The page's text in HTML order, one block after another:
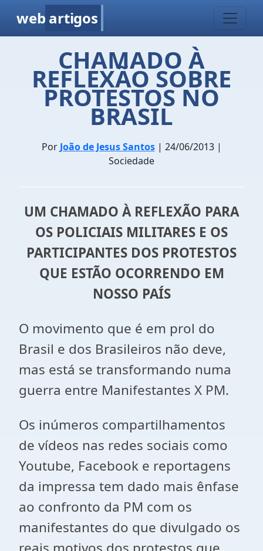
web artigos
CHAMADO À
REFLEXÃO SOBRE
PROTESTOS NO
BRASIL
Por João de Jesus Santos| 24/06/2013 |
Sociedade
UM CHAMADO À REFLEXÃO PARA
OS POLICIAIS MILITARES E OS
PARTICIPANTES DOS PROTESTOS
QUE ESTÃO OCORRENDO EM
NOSSO PAÍS
O movimento que é em prol do
Brasil e dos Brasileiros não deve,
mas está se transformando numa
guerra entre Manifestantes X PM.
Os inúmeros compartilhamentos
de vídeos nas redes sociais como
Youtube, Facebook e reportagens
da impressa tem dado mais ênfase
ao confronto da PM com os
manifestantes do que divulgado os